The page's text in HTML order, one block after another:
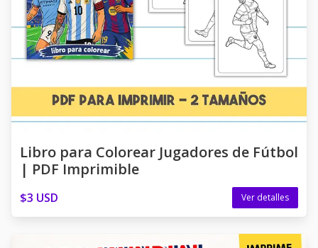
Libro para Colorear Jugadores de Fútbol
| PDF Imprimible
$3 USD Ver detalles